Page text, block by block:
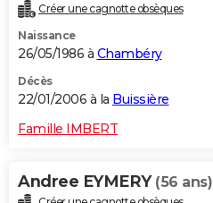
Créer une cagnotte obsèques
Naissance
26/05/1986 à Chambéry
Décès
22/01/2006 à la Buissière
Famille IMBERT
Andree EYMERY (56 ans)